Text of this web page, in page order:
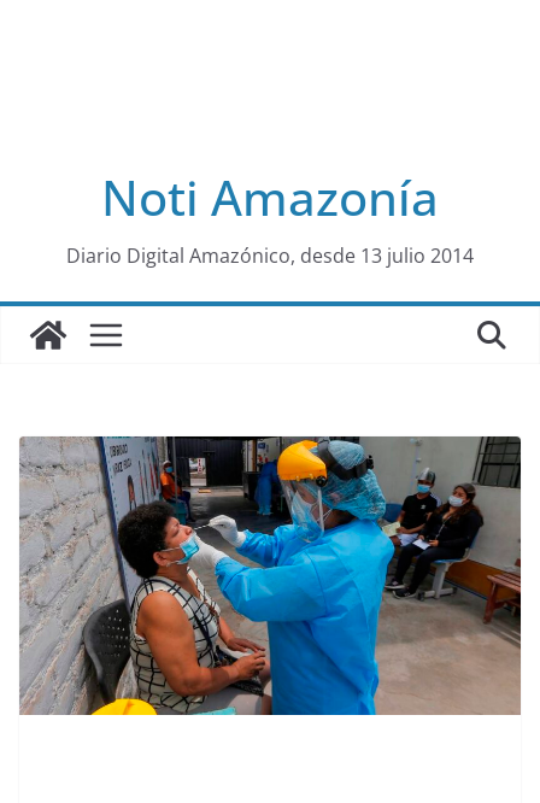
al
Noti Amazonía
Diario Digital Amazónico, desde 13 julio 2014